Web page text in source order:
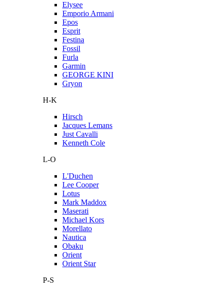
Elysee
Emporio Armani
Epos
Esprit
Festina
Fossil
Furla
Garmin
GEORGE KINI
Gryon
H-K
Hirsch
Jacques Lemans
Just Cavalli
Kenneth Cole
L-O
L'Duchen
Lee Cooper
Lotus
Mark Maddox
Maserati
Michael Kors
Morellato
Nautica
Obaku
Orient
Orient Star
P-S